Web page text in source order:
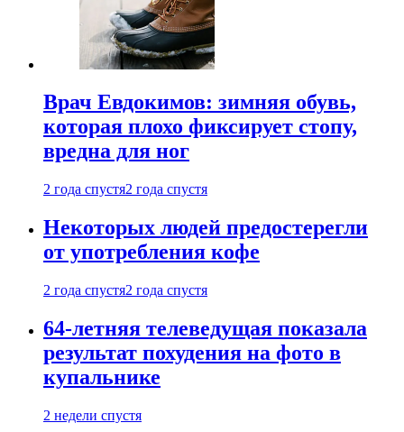
Врач Евдокимов: зимняя обувь,
которая плохо фиксирует стопу,
вредна для ног
2 года спустя2 года спустя
Некоторых людей предостерегли
от употребления кофе
2 года спустя2 года спустя
64-летняя телеведущая показала
результат похудения на фото в
купальнике
2 недели спустя